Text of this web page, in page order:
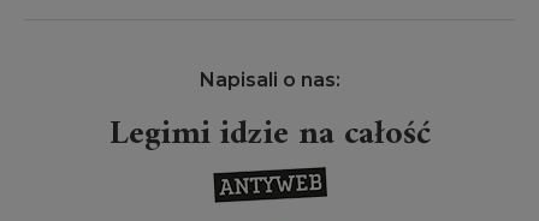
Napisali o nas:
Legimi idzie na całość